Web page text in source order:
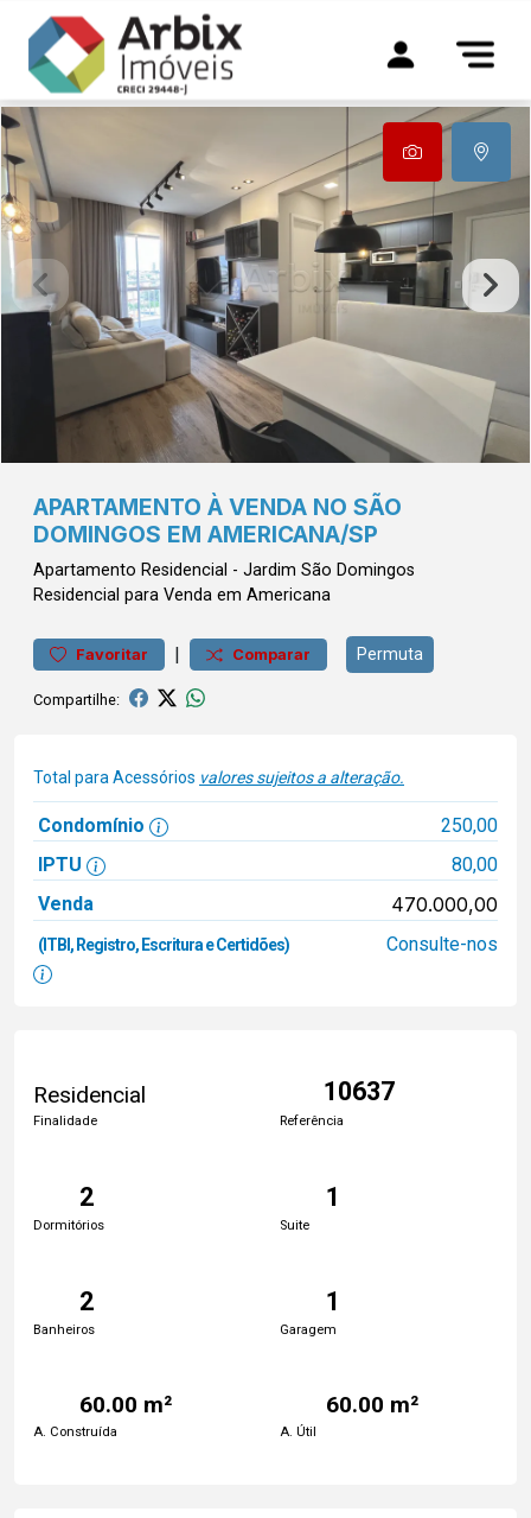
APARTAMENTO À VENDA NO SÃO
DOMINGOS EM AMERICANA/SP
Apartamento Residencial - Jardim São Domingos
Residencial para Venda em Americana
Favoritar | Comparar Permuta
Compartilhe:
Total para Acessórios valores sujeitos a alteração.
Condomínio
250,00
IPTU
80,00
Venda
470.000,00
(ITBI, Registro, Escritura e Certidões) Consulte-nos
Residencial
Finalidade
10637
Referência
2
Dormitórios
1
Suite
2
Banheiros
1
Garagem
60.00 m²
A. Construída
60.00 m²
A. Útil